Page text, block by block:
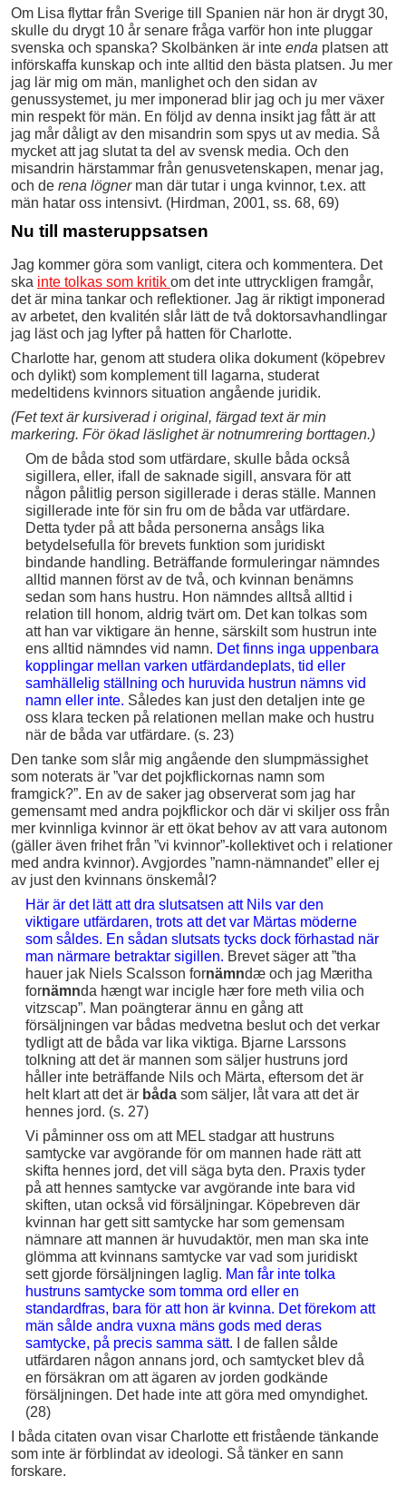
Om Lisa flyttar från Sverige till Spanien när hon är drygt 30,
skulle du drygt 10 år senare fråga varför hon inte pluggar
svenska och spanska? Skolbänken är inte enda platsen att
införskaffa kunskap och inte alltid den bästa platsen. Ju mer
jag lär mig om män, manlighet och den sidan av
genussystemet, ju mer imponerad blir jag och ju mer växer
min respekt för män. En följd av denna insikt jag fått är att
jag mår dåligt av den misandrin som spys ut av media. Så
mycket att jag slutat ta del av svensk media. Och den
misandrin härstammar från genusvetenskapen, menar jag,
och de rena lögnerman där tutar i unga kvinnor, t.ex. att
män hatar oss intensivt. (Hirdman, 2001, ss. 68, 69)
Nu till masteruppsatsen
Jag kommer göra som vanligt, citera och kommentera. Det
ska inte tolkas som kritik om det inte uttryckligen framgår,
det är mina tankar och reflektioner. Jag är riktigt imponerad
av arbetet, den kvalitén slår lätt de två doktorsavhandlingar
jag läst och jag lyfter på hatten för Charlotte.
Charlotte har, genom att studera olika dokument (köpebrev
och dylikt) som komplement till lagarna, studerat
medeltidens kvinnors situation angående juridik.
(Fet text är kursiverad i original, färgad text är min
markering. För ökad läslighet är notnumrering borttagen.)
Om de båda stod som utfärdare, skulle båda också
sigillera, eller, ifall de saknade sigill, ansvara för att
någon pålitlig person sigillerade i deras ställe. Mannen
sigillerade inte för sin fru om de båda var utfärdare.
Detta tyder på att båda personerna ansågs lika
betydelsefulla för brevets funktion som juridiskt
bindande handling. Beträffande formuleringar nämndes
alltid mannen först av de två, och kvinnan benämns
sedan som hans hustru. Hon nämndes alltså alltid i
relation till honom, aldrig tvärt om. Det kan tolkas som
att han var viktigare än henne, särskilt som hustrun inte
ens alltid nämndes vid namn. Det finns inga uppenbara
kopplingar mellan varken utfärdandeplats, tid eller
samhällelig ställning och huruvida hustrun nämns vid
namn eller inte. Således kan just den detaljen inte ge
oss klara tecken på relationen mellan make och hustru
när de båda var utfärdare. (s. 23)
Den tanke som slår mig angående den slumpmässighet
som noterats är ”var det pojkflickornas namn som
framgick?”. En av de saker jag observerat som jag har
gemensamt med andra pojkflickor och där vi skiljer oss från
mer kvinnliga kvinnor är ett ökat behov av att vara autonom
(gäller även frihet från ”vi kvinnor”-kollektivet och i relationer
med andra kvinnor). Avgjordes ”namn-nämnandet” eller ej
av just den kvinnans önskemål?
Här är det lätt att dra slutsatsen att Nils var den
viktigare utfärdaren, trots att det var Märtas möderne
som såldes. En sådan slutsats tycks dock förhastad när
man närmare betraktar sigillen. Brevet säger att ”tha
hauer jak Niels Scalsson fornämndæ och jag Mæritha
fornämnda hængt war incigle hær fore meth vilia och
vitzscap”. Man poängterar ännu en gång att
försäljningen var bådas medvetna beslut och det verkar
tydligt att de båda var lika viktiga. Bjarne Larssons
tolkning att det är mannen som säljer hustruns jord
håller inte beträffande Nils och Märta, eftersom det är
helt klart att det är bådasom säljer, låt vara att det är
hennes jord. (s. 27)
Vi påminner oss om att MEL stadgar att hustruns
samtycke var avgörande för om mannen hade rätt att
skifta hennes jord, det vill säga byta den. Praxis tyder
på att hennes samtycke var avgörande inte bara vid
skiften, utan också vid försäljningar. Köpebreven där
kvinnan har gett sitt samtycke har som gemensam
nämnare att mannen är huvudaktör, men man ska inte
glömma att kvinnans samtycke var vad som juridiskt
sett gjorde försäljningen laglig. Man får inte tolka
hustruns samtycke som tomma ord eller en
standardfras, bara för att hon är kvinna. Det förekom att
män sålde andra vuxna mäns gods med deras
samtycke, på precis samma sätt.
I de fallen sålde
utfärdaren någon annans jord, och samtycket blev då
en försäkran om att ägaren av jorden godkände
försäljningen. Det hade inte att göra med omyndighet.
(28)
I båda citaten ovan visar Charlotte ett fristående tänkande
som inte är förblindat av ideologi. Så tänker en sann
forskare.